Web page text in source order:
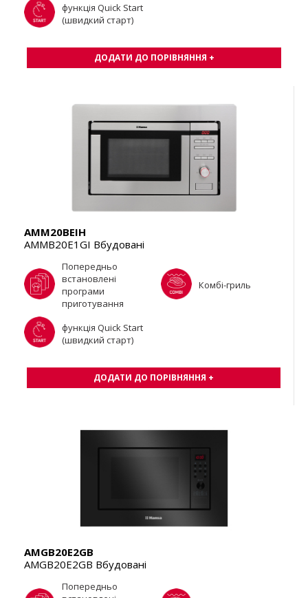
функція Quick Start
(швидкий старт)
ДОДАТИ ДО ПОРІВНЯННЯ +
AMM20BEIH
AMMB20E1GI Вбудовані
Попередньо
встановлені
програми
приготування
Комбі-гриль
функція Quick Start
(швидкий старт)
ДОДАТИ ДО ПОРІВНЯННЯ +
AMGB20E2GB
AMGB20E2GB Вбудовані
Попередньо